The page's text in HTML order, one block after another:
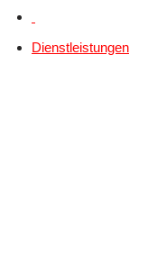
Dienstleistungen